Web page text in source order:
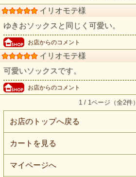
イリオモテ様
ゆきおソックスと同じく可愛い。
お店からのコメント
イリオモテ様
可愛いソックスです。
お店からのコメント
1 / 1ページ（全2件）
お店のトップへ戻る
カートを見る
マイページへ